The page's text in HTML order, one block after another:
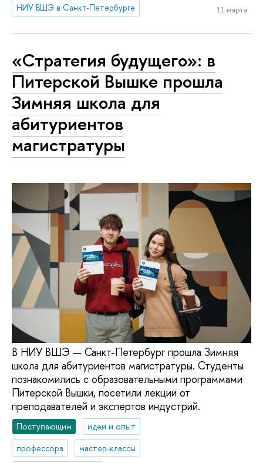
НИУ ВШЭ в Санкт-Петербурге
11 марта
«Стратегия будущего»: в
Питерской Вышке прошла
Зимняя школа для
абитуриентов
магистратуры
В НИУ ВШЭ — Санкт-Петербург прошла Зимняя
школа для абитуриентов магистратуры. Студенты
познакомились с образовательными программами
Питерской Вышки, посетили лекции от
преподавателей и экспертов индустрий.
Поступающим
идеи и опыт
профессора
мастер-классы